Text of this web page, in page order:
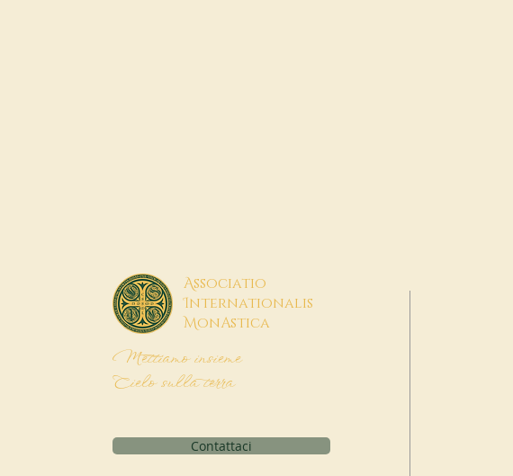
Associatio
Internationalis
MonAstica
Mettiamo insieme
Cielo sulla terra
Contattaci